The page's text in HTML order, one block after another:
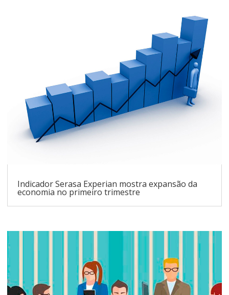
Indicador Serasa Experian mostra expansão da
economia no primeiro trimestre